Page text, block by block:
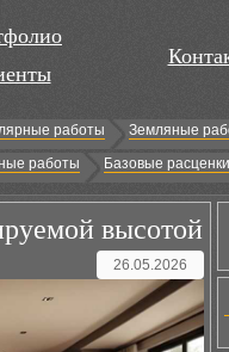
работы Земляные
работы Базовые
высотой
26.05.2026